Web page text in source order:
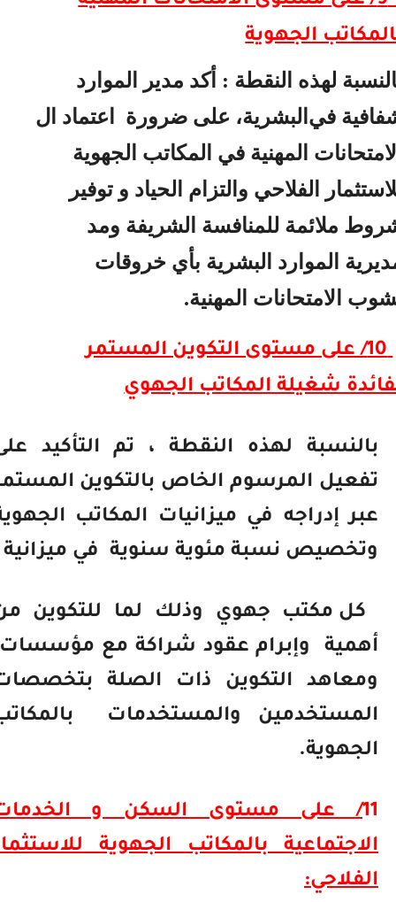
الجهوية
لهذه النقطة : أكد مدير الموارد
البشرية، على ضرورة
اعتماد ال
في
المهنية في المكاتب الجهوية
الفلاحي والتزام الحياد و توفير
ملائمة للمنافسة الشريفة ومد
الموارد البشرية بأي خروقات
الامتحانات المهنية.
10/ على مستوى التكوين المستمر
شغيلة المكاتب الجهوي
بالنسبة لهذه النقطة ، تم التأكيد على
تفعيل المرسوم الخاص بالتكوين المستمر
عبر إدراجه في ميزانيات المكاتب الجهوية
وتخصيص نسبة مئوية سنوية
في ميزانية
كل مكتب جهوي وذلك لما للتكوين من
أهمية
وإبرام عقود شراكة مع مؤسسات
ومعاهد التكوين ذات الصلة بتخصصات
المستخدمين والمستخدمات
بالمكاتب
الجهوية.
11/ على مستوى السكن و الخدمات
الاجتماعية بالمكاتب الجهوية للاستثمار
الفلاحي: